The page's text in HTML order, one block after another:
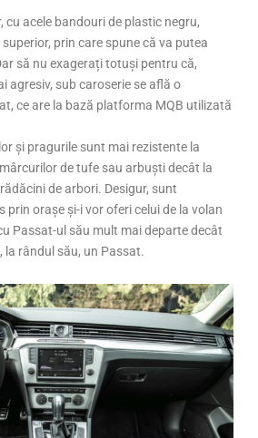
cu acele bandouri de plastic negru,
prin care spune că va putea
să nu exagerați totuși pentru că,
agresiv, sub caroserie se află o
ce are la bază platforma MQB utilizată
și pragurile sunt mai rezistente la
de tufe sau arbuști decât la
de arbori. Desigur, sunt
prin orașe și-i vor oferi celui de la volan
Passat-ul său mult mai departe decât
la rândul său, un Passat.